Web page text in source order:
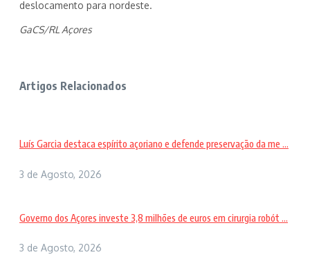
deslocamento para nordeste.
GaCS/RL Açores
Artigos Relacionados
Luís Garcia destaca espírito açoriano e defende preservação da me ...
3 de Agosto, 2026
Governo dos Açores investe 3,8 milhões de euros em cirurgia robót ...
3 de Agosto, 2026